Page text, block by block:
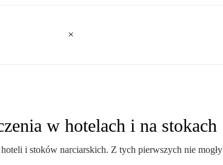
w hotelach i na stokach
i stoków narciarskich. Z tych pierwszych nie